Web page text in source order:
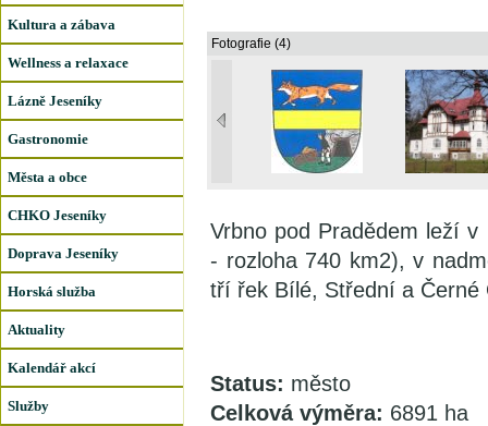
Kultura a zábava
Wellness a relaxace
Lázně Jeseníky
Gastronomie
Města a obce
CHKO Jeseníky
Doprava Jeseníky
Horská služba
Aktuality
Kalendář akcí
Služby
Fotografie (4)
Vrbno pod Pradědem leží v
- rozloha 740 km2), v
tří řek Bílé, Střední a Černé
Status: město
Celková výměra: 6891 ha